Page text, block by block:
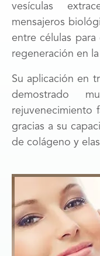
vesículas
mensajeros
entre células
regeneración en
Su aplicación en
demostrado
rejuvenecimiento
gracias a su
de colágeno y